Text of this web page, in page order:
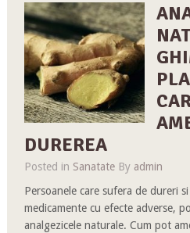
DUREREA
Posted in SanatateBy admin
Persoanele care sufera de dureri
medicamente cu efecte adverse,
analgezicele naturale. Cum pot